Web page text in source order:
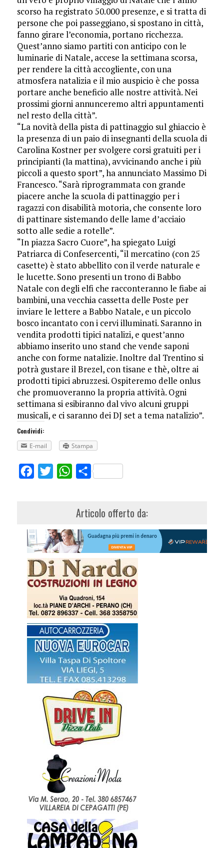
scorso ha registrato 50.000 presenze, e si tratta di
persone che poi passeggiano, si spostano in città,
fanno girare l’economia, portano ricchezza.
Quest’anno siamo partiti con anticipo con le
luminarie di Natale, accese la settimana scorsa,
per rendere la città accogliente, con una
atmosfera natalizia e il mio auspicio è che possa
portare anche beneficio alle nostre attività. Nei
prossimi giorni annunceremo altri appuntamenti
nel resto della città”.
“La novità della pista di pattinaggio sul ghiaccio è
la presenza di un paio di insegnanti della scuola di
Carolina Kostner per svolgere corsi gratuiti per i
principianti (la mattina), avvicinando anche i più
piccoli a questo sport”, ha annunciato Massimo Di
Francesco. “Sarà riprogrammata con grande
piacere anche la scuola di pattinaggio per i
ragazzi con disabilità motoria, che consente loro
di pattinare sistemando delle lame d’acciaio
sotto alle sedie a rotelle”.
“In piazza Sacro Cuore”, ha spiegato Luigi
Patriarca di Confesercenti, “il mercatino (con 25
casette) è stato abbellito con il verde naturale e
le lucette. Sono presenti un trono di Babbo
Natale con degli elfi che racconteranno le fiabe ai
bambini, una vecchia cassetta delle Poste per
inviare le lettere a Babbo Natale, e un piccolo
bosco incantato con i cervi illuminati. Saranno in
vendita prodotti tipici natalizi, e quest’anno
abbiamo inserito uno stand che vende saponi
anche con forme natalizie. Inoltre dal Trentino si
potrà gustare il Brezel, con tisane e thè, oltre ai
prodotti tipici abruzzesi. Ospiteremo delle onlus
che promuoveranno la propria attività. Ogni
settimana si esibiranno dal vivo alcuni gruppi
musicali, e ci saranno dei DJ set a tema natalizio”.
Condividi:
E-mail
Stampa
FacebookTwitterWhatsApp
Share
Articolo offerto da: